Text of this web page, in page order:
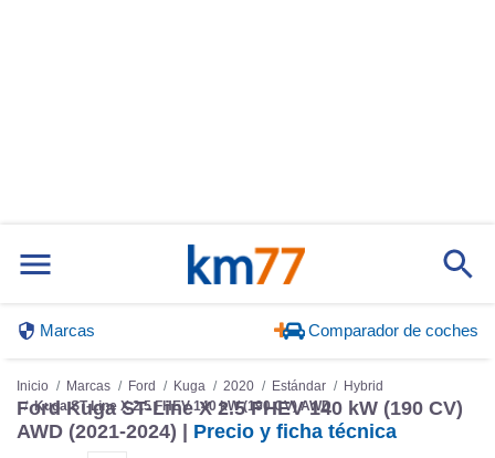
Marcas Comparador de coches
Inicio Marcas Ford Kuga 2020 Estándar
Hybrid
Kuga ST-Line X 2.5 FHEV 140 kW (190 CV) AWD
Ford Kuga ST-Line X 2.5 FHEV 140 kW (190 CV)
AWD (2021-2024) | Precio y ficha técnica